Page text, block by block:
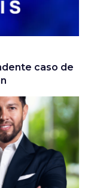
caso de